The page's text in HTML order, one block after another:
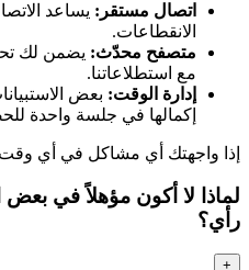
اتصال مستقر: يساعد
الانقطاعات.
متصفح محدّث: يضمن لك
مع استطلاعاتنا.
إدارة الوقت: بعض
إكمالها في جلسة واحدة
إذا واجهتك أي مشاكل في أي
لماذا لا أكون مؤهلاً في بعض
رأي؟
+